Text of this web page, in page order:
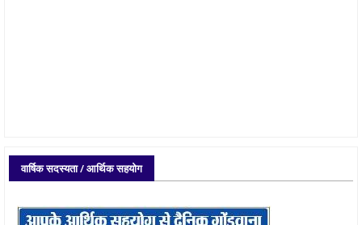
वार्षिक सदस्यता / आर्थिक सहयोग